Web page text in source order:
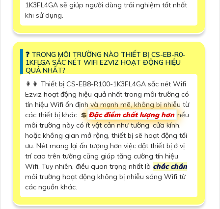
1K3FL4GA sẽ giúp người dùng trải nghiệm tốt nhất
khi sử dụng.
️❓ TRONG MÔI TRƯỜNG NÀO THIẾT BỊ CS-EB-R0-
1KFLGA SẮC NÉT WIFI EZVIZ HOẠT ĐỘNG HIỆU
QUẢ NHẤT?
️👩‍👩 Thiết bị CS-EB8-R100-1K3FL4GA sắc nét Wifi
Ezviz hoạt động hiệu quả nhất trong môi trường có
tín hiệu Wifi ổn định và mạnh mẽ, không bị nhiễu từ
các thiết bị khác. 💲 Đặc điểm chất lượng hơn nếu
môi trường này có ít vật cản như tường, cửa kính,
hoặc không gian mở rộng, thiết bị sẽ hoạt động tối
ưu. Nét mang lại ấn tượng hơn việc đặt thiết bị ở vị
trí cao trên tường cũng giúp tăng cường tín hiệu
Wifi. Tuy nhiên, điều quan trọng nhất là chắc chắn
môi trường hoạt động không bị nhiễu sóng Wifi từ
các nguồn khác.